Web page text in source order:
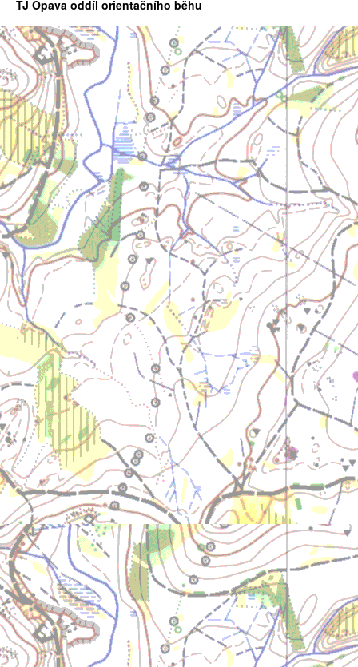
TJ Opava oddíl orientačního běhu